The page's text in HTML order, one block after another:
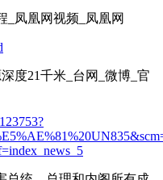
_凤凰网视频_凤凰网
度21千米_台网_微博_官